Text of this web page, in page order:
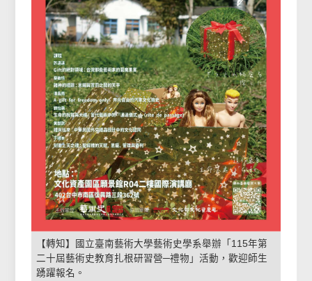
【轉知】國立臺南藝術大學藝術史學系舉辦「115年第
二十屆藝術史教育扎根研習營─禮物」活動，歡迎師生
踴躍報名。